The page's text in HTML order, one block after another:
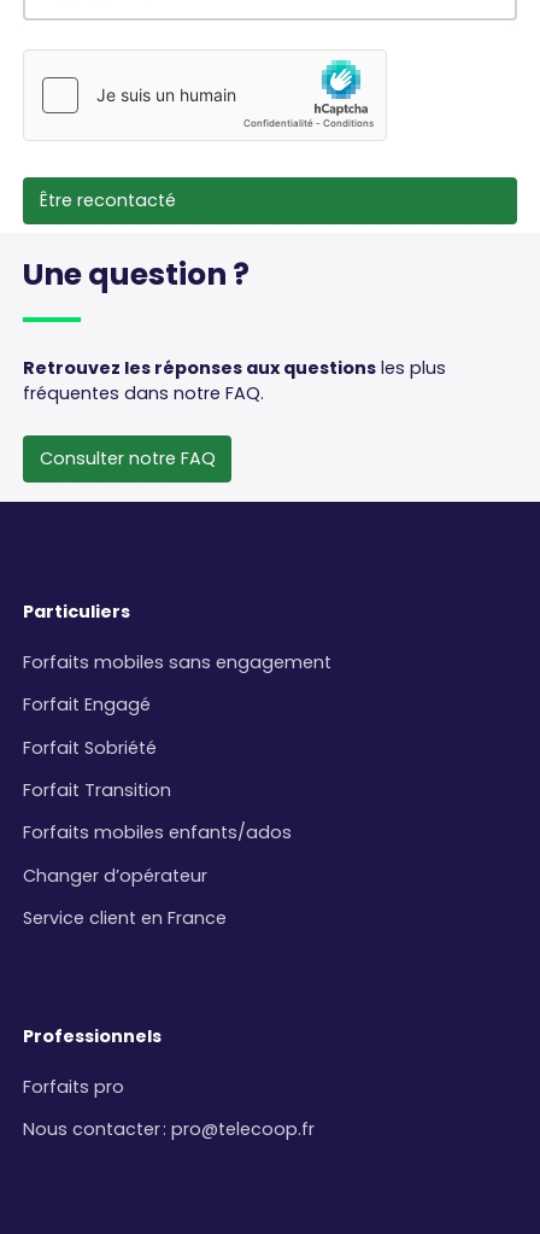
Unequestion ?
Retrouvez les réponses aux questions les plus
fréquentes dans notre FAQ.
Consulter notre FAQ
Particuliers
Forfaits mobiles sans engagement
Forfait Engagé
Forfait Sobriété
Forfait Transition
Forfaits mobiles enfants/ados
Changer d’opérateur
Service client en France
Professionnels
Forfaits pro
Nous contacter:pro@telecoop.fr